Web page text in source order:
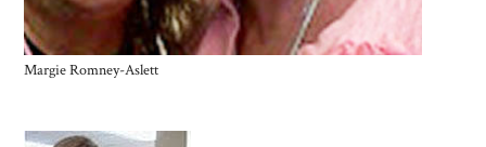
Margie Romney-Aslett